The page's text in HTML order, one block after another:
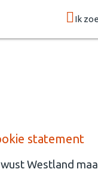
Ik
statement
Westland